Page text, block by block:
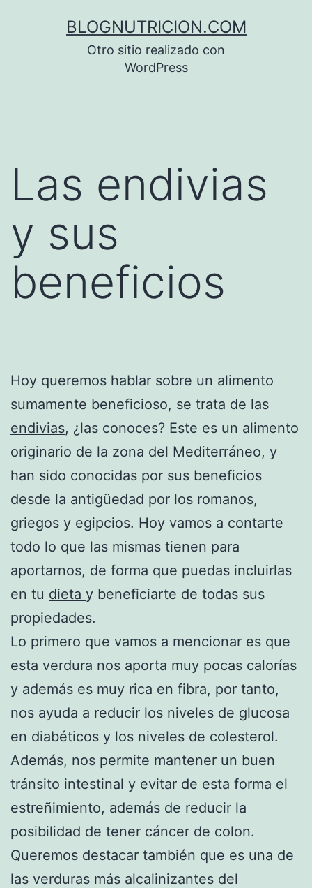
BLOGNUTRICION.COM
Otro sitio realizado con
WordPress
Las endivias
y sus
beneficios
Hoy queremos hablar sobre un alimento
sumamente beneficioso, se trata de las
endivias, ¿las conoces? Este es un alimento
originario de la zona del Mediterráneo, y
han sido conocidas por sus beneficios
desde la antigüedad por los romanos,
griegos y egipcios. Hoy vamos a contarte
todo lo que las mismas tienen para
aportarnos, de forma que puedas incluirlas
en tu dieta y beneficiarte de todas sus
propiedades.
Lo primero que vamos a mencionar es que
esta verdura nos aporta muy pocas calorías
y además es muy rica en fibra, por tanto,
nos ayuda a reducir los niveles de glucosa
en diabéticos y los niveles de colesterol.
Además, nos permite mantener un buen
tránsito intestinal y evitar de esta forma el
estreñimiento, además de reducir la
posibilidad de tener cáncer de colon.
Queremos destacar también que es una de
las verduras más alcalinizantes del